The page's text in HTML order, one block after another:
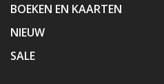
BOEKEN EN KAARTEN
NIEUW
SALE